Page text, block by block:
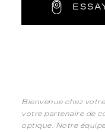
Bienvenue chez votre
votre partenaire de
optique. Notre